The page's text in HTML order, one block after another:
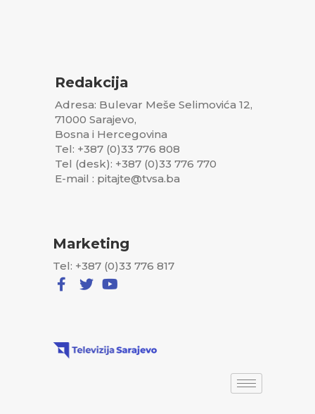
Redakcija
Adresa: Bulevar Meše Selimovića 12,
71000 Sarajevo,
Bosna i Hercegovina
Tel: +387 (0)33 776 808
Tel (desk): +387 (0)33 776 770
E-mail : pitajte@tvsa.ba
Marketing
Tel: +387 (0)33 776 817